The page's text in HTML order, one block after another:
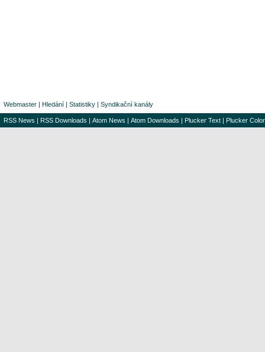
Webmaster | Hledání | Statistiky | Syndikační kanály
RSS News | RSS Downloads | Atom News | Atom Downloads | Plucker Text | Plucker Color